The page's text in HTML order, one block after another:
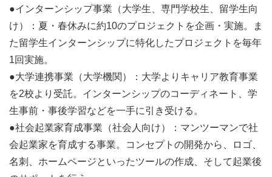
・福岡市科学館
・株式会社トータルメディア開発研究所
●フットマーク株式会社
各団体ごとにテーマが用意されており、参加学生の皆さん
は自分の取り組みたいテーマを1つ選ぶことができます。
希望アンケートをもとに、事務局でチーム編成を進めてい
きます。
内容はウェブサイト等で随時更新しますので、ぜひチェッ
クください。
●インターンシップ事業（大学生、専門学校生、留学生向
け）：夏・春休みに約10のプロジェクトを企画・実施。ま
た留学生インターンシップに特化したプロジェクトを毎年
1回実施。
●大学連携事業（大学機関）：大学よりキャリア教育事業
を2校より受託。インターンシップのコーディネート、学
生事前・事後学習などを一手に引き受ける。
●社会起業家育成事業（社会人向け）：マンツーマンで社
会起業家を育成する事業。コンセプトの開発から、ロゴ、
名刺、ホームページといったツールの作成、そして起業後